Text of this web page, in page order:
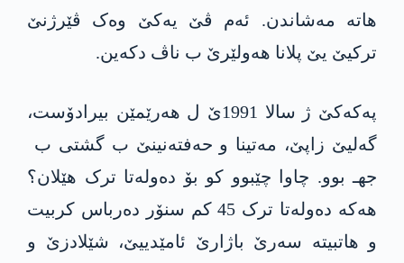
هاتە مەشاندن. ئەم ڤێ یەکێ وەک ڤێرژنێ
ترکیێ یێ پلانا هەولێرێ ب ناڤ دکه‌ین.
په‌كه‌كێ ژ سالا 1991ێ ل هەرێمێن بیرادۆست،
گەلیێ زاپێ، مەتینا و حه‌فته‌نینێ ب گشتی ب
جهـ بوو. چاوا چێبوو کو بۆ دەولەتا ترک هێلان؟
هەکە دەولەتا ترک 45 کم سنۆر دەرباس کربیت
و هاتبیته‌ سەرێ باژارێ ئامێدییێ، شێلادزێ و